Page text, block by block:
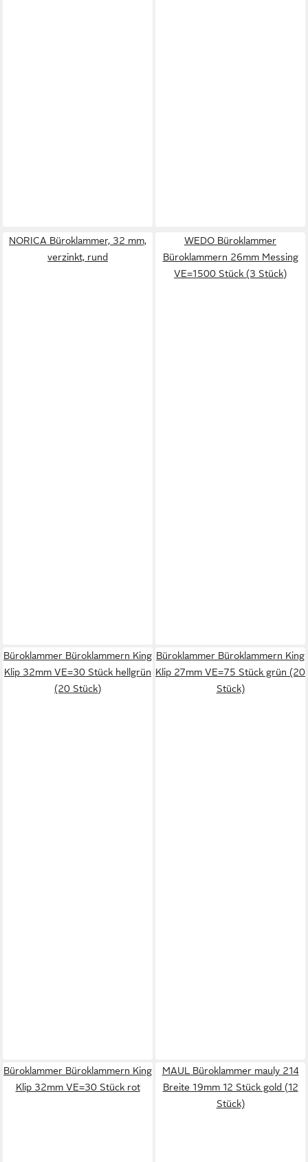
NORICA Büroklammer, 32 mm,
verzinkt, rund
WEDO Büroklammer
Büroklammern 26mm Messing
VE=1500 Stück (3 Stück)
Büroklammer Büroklammern King
Klip 32mm VE=30 Stück hellgrün
(20 Stück)
Büroklammer Büroklammern King
Klip 27mm VE=75 Stück grün (20
Stück)
Büroklammer Büroklammern King
Klip 32mm VE=30 Stück rot
MAUL Büroklammer mauly 214
Breite 19mm 12 Stück gold (12
Stück)